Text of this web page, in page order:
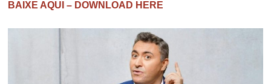
BAIXE AQUI – DOWNLOAD HERE